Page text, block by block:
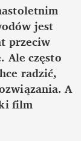
jest
przeciw
Ale często
radzić,
A
film